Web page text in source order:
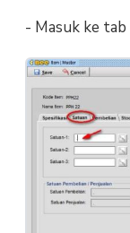
- Masuk ke tab